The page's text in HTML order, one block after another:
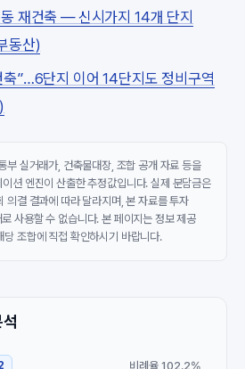
재건축 — 신시가지 14개 단지
동산)
축”…6단지 이어 14단지도 정비구역
부 실거래가, 건축물대장, 조합 공개 자료 등을
션 엔진이 산출한 추정값입니다. 실제 분담금은
의결 결과에 따라 달라지며, 본 자료를 투자
사용할 수 없습니다. 본 페이지는 정보 제공
조합에 직접 확인하시기 바랍니다.
비례율 102.2%